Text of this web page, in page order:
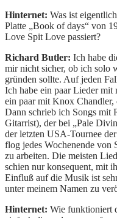
Hinternet: Was ist
Platte „Book of days“ von
Love Spit Love passiert?
Richard Butler: Ich habe
mir nicht sicher, ob ich solo
gründen sollte. Auf jeden
Ich habe ein paar Lieder mit
ein paar mit Knox
Dann schrieb ich Songs mit
Gitarrist), der bei „Pale
der letzten USA-Tournee
flog jedes Wochenende
zu arbeiten. Die meisten
schien nur konsequent, mit
Einfluß auf die Musik ist
unter meinem Namen zu
Hinternet: Wie funktioniert